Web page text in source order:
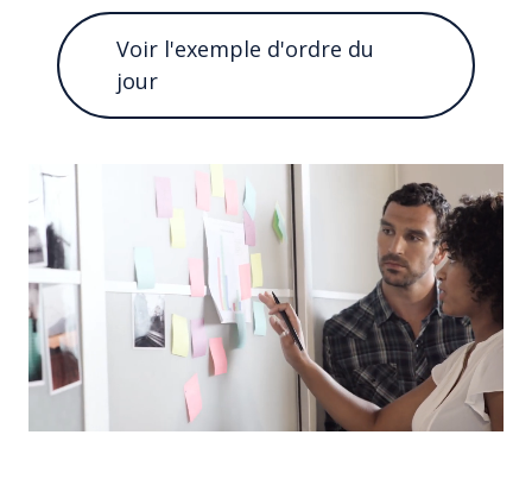
Voir l'exemple d'ordre du
jour